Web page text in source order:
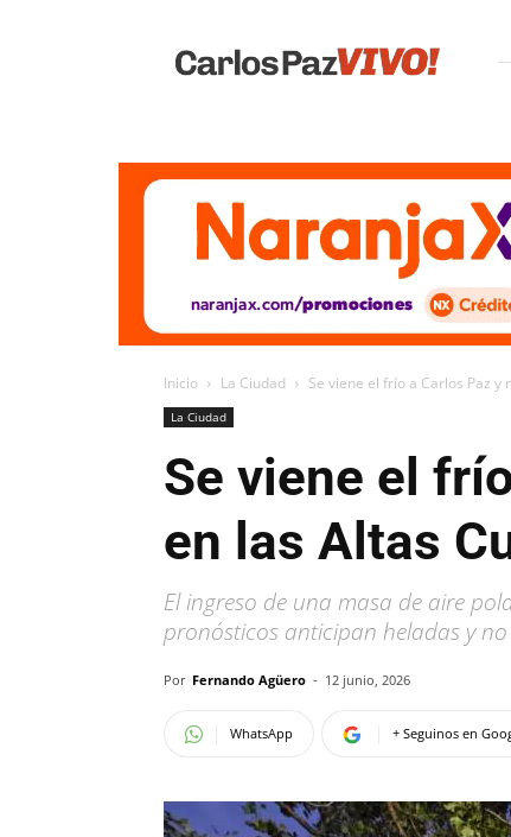
Vivo
Inicio La Ciudad Se viene el frío a Carlos Paz y
La Ciudad
Se viene el
en las Altas
El ingreso de una masa de aire
pronósticos anticipan heladas y
Por Fernando Agüero - 12 junio, 2026
WhatsApp + Seguinos en